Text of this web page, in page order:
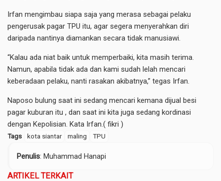
Irfan mengimbau siapa saja yang merasa sebagai pelaku
pengerusak pagar TPU itu, agar segera menyerahkan diri
daripada nantinya diamankan secara tidak manusiawi.
“Kalau ada niat baik untuk memperbaiki, kita masih terima.
Namun, apabila tidak ada dan kami sudah lelah mencari
keberadaan pelaku, nanti rasakan akibatnya,” tegas Irfan.
Naposo bulung saat ini sedang mencari kemana dijual besi
pagar kuburan itu , dan saat ini kita juga sedang kordinasi
dengan Kepolisian. Kata Irfan.( fikri )
Tags kota siantar maling TPU
Penulis: Muhammad Hanapi
ARTIKEL TERKAIT